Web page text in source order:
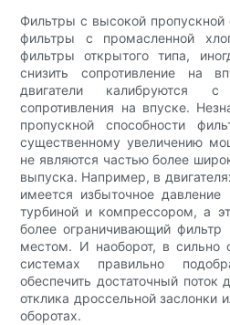
Фильтры с высокой пропускной
фильтры с промасленной
фильтры открытого типа,
снизить сопротивление на
двигатели калибруются
сопротивления на впуске.
пропускной способности
существенному увеличению
не являются частью более
выпуска. Например, в
имеется избыточное
турбиной и компрессором, а
более ограничивающий фильтр
местом. И наоборот, в сильно
системах правильно
обеспечить достаточный поток
отклика дроссельной заслонки
оборотах.